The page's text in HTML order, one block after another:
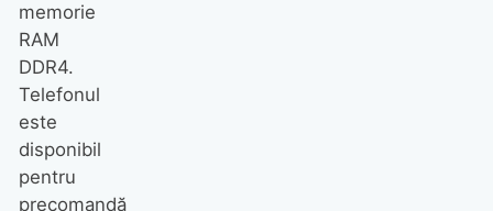
memorie
RAM
DDR4.
Telefonul
este
disponibil
pentru
precomandă